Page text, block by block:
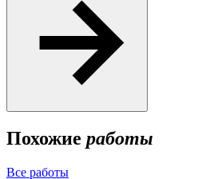
Похожие работы
Все работы